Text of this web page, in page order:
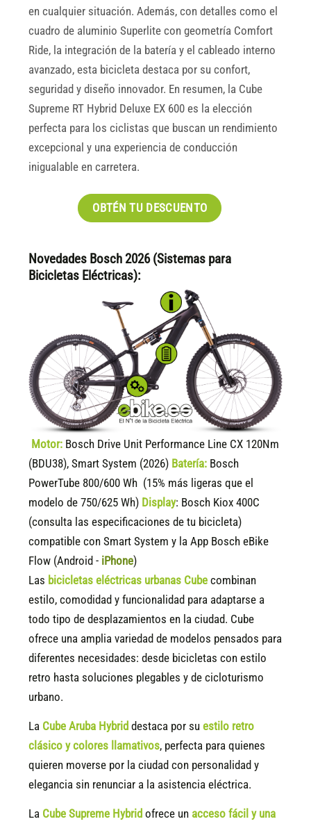
en cualquier situación. Además, con detalles como el
cuadro de aluminio Superlite con geometría Comfort
Ride, la integración de la batería y el cableado interno
avanzado, esta bicicleta destaca por su confort,
seguridad y diseño innovador. En resumen, la Cube
Supreme RT Hybrid Deluxe EX 600 es la elección
perfecta para los ciclistas que buscan un rendimiento
excepcional y una experiencia de conducción
inigualable en carretera.
OBTÉN TU DESCUENTO
Novedades Bosch 2026 (Sistemas para
Bicicletas Eléctricas):
Motor: Bosch Drive Unit Performance Line CX 120Nm
(BDU38), Smart System (2026) Batería: Bosch
PowerTube 800/600 Wh (15% más ligeras que el
modelo de 750/625 Wh) Display: Bosch Kiox 400C
(consulta las especificaciones de tu bicicleta)
compatible con Smart System y la App Bosch eBike
Flow (Android - iPhone)
Las bicicletas eléctricas urbanas Cube combinan
estilo, comodidad y funcionalidad para adaptarse a
todo tipo de desplazamientos en la ciudad. Cube
ofrece una amplia variedad de modelos pensados para
diferentes necesidades: desde bicicletas con estilo
retro hasta soluciones plegables y de cicloturismo
urbano.
La Cube Aruba Hybrid destaca por suestilo retro
clásico y colores llamativos, perfecta para quienes
quieren moverse por la ciudad con personalidad y
elegancia sin renunciar a la asistencia eléctrica.
La Cube Supreme Hybrid ofrece un acceso fácil y una